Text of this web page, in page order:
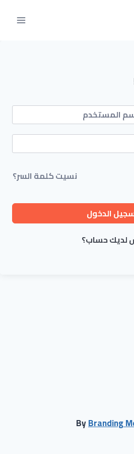
نسيت كلمة السر؟
الدخول
لديك حساب؟
ByBranding